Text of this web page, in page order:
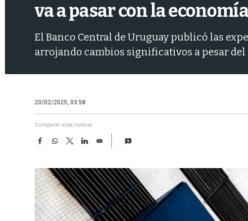
va a pasar con la
El Banco Central de Uruguay publicó las
arrojando cambios significativos a pesar
20/02/2025, 03:58
Compartir esta noticia
F
e
b
o
o
k
W
t
s
A
p
p
T
w
t
t
e
r
L
k
e
d
I
n
E
i
l